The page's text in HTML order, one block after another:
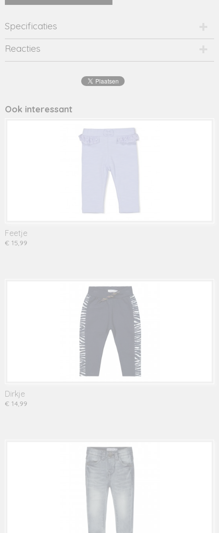
Specificaties
Productcode
2479-14135
Productcode leverancier
Reacties
Ook interessant
Feetje
€ 15,99
Dirkje
€ 14,99